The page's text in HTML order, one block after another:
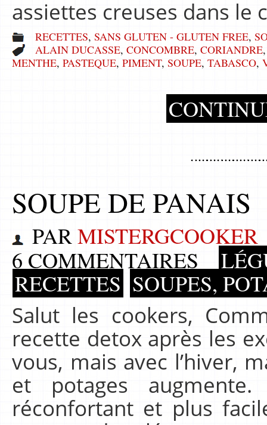
assiettes creuses dans le
RECETTES, SANS GLUTEN - GLUTEN FREE,
ALAIN DUCASSE, CONCOMBRE, CORIANDRE
MENTHE, PASTEQUE, PIMENT, SOUPE, TABASCO,
SOUPE DE PANAIS
PARMISTERGCOOKER
6 COMMENTAIRES
RECETTES SOUPES,
Salut les cookers,
recette detox après les
vous, mais avec l’hiver,
et potages
réconfortant et plus